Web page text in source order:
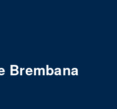
Brembana